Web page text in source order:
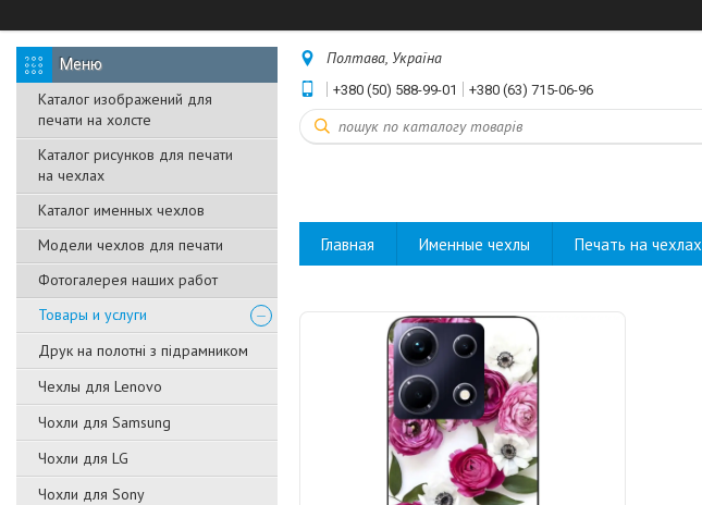
Каталог изображений для
печати на холсте
Каталог рисунков для печати
на чехлах
Каталог именных чехлов
Модели чехлов для печати
Фотогалерея наших работ
Товары и услуги
Друк на полотні з підрамником
Чехлы для Lenovo
Чохли для Samsung
Чохли для LG
Чохли для Sony
Полтава, Україна
+380 (50) 588-99-01 +380 (63) 715-06-96
Главная Именные чехлы Печать на чехлах